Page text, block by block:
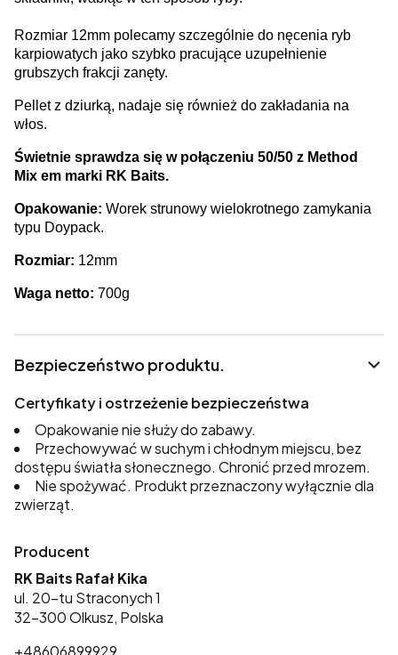
Rozmiar 12mm polecamy szczególnie do nęcenia ryb
karpiowatych jako szybko pracujące uzupełnienie
grubszych frakcji zanęty.
Pellet z dziurką, nadaje się również do zakładania na
włos.
Świetnie sprawdza się w połączeniu 50/50 z Method
Mix em marki RK Baits.
Opakowanie: Worek strunowy wielokrotnego zamykania
typu Doypack.
Rozmiar: 12mm
Waga netto: 700g
Bezpieczeństwo produktu.
Certyfikaty i ostrzeżenie bezpieczeństwa
Opakowanie nie służy do zabawy.
Przechowywać w suchym i chłodnym miejscu, bez
dostępu światła słonecznego. Chronić przed mrozem.
Nie spożywać. Produkt przeznaczony wyłącznie dla
zwierząt.
Producent
RK Baits Rafał Kika
ul. 20-tu Straconych 1
32-300 Olkusz, Polska
+48606899929